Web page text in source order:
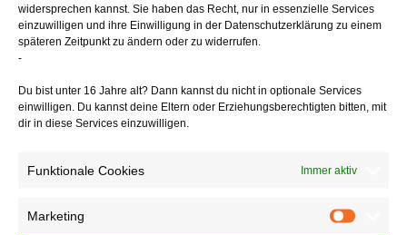
widersprechen kannst. Sie haben das Recht, nur in essenzielle Services
einzuwilligen und ihre Einwilligung in der Datenschutzerklärung zu einem
späteren Zeitpunkt zu ändern oder zu widerrufen.
-
Du bist unter 16 Jahre alt? Dann kannst du nicht in optionale Services
einwilligen. Du kannst deine Eltern oder Erziehungsberechtigten bitten, mit
dir in diese Services einzuwilligen.
Funktionale Cookies Immer aktiv
Marketing
stammen.
Nach einer Entscheidung des Finanzgerichts Rheinland-Pfalz vom
9.5.2018 rechtfertigt
Einlage in das Betriebsvermögen – auch bei einer formell
ordnungsmäßigen
höhere Privatentnahmen getätigt als gebucht wurden. Zeigt sich, dass
unrichtig, sodass ein eigenständiger Schätzungsgrund und ein
ausreichend